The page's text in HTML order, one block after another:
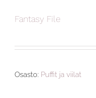
Fantasy File
Osasto: Puffit ja viilat